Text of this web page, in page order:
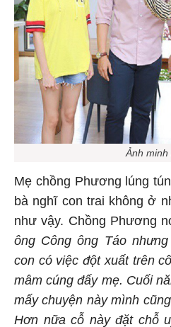
Ảnh minh
Mẹ chồng Phương lúng
bà nghĩ con trai không ở
như vậy. Chồng Phương
ông Công ông Táo
con có việc đột xuất trên
mâm cúng đấy mẹ. Cuối
mấy chuyện này mình
Hơn nữa cỗ này đặt chỗ